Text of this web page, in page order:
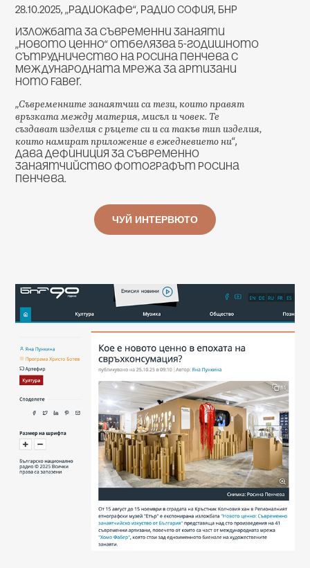
28.10.2025, „Радиокафе“, Радио София, БНР
Изложбата за съвременни занаяти
„Новото ценно“ отбелязва 5-годишното
сътрудничество на Росина Пенчева с
международната мрежа за артизани
Homo Faber.
„Съвременните занаятчии са тези, които правят
връзката между материя, мисъл и човек. Те
създават изделия с ръцете си и са такъв тип изделия,
които намират приложение в ежедневието ни“,
дава дефиниция за съвременно
занаятчийство фотографът Росина
Пенчева.
ЧУЙ ИНТЕРВЮТО